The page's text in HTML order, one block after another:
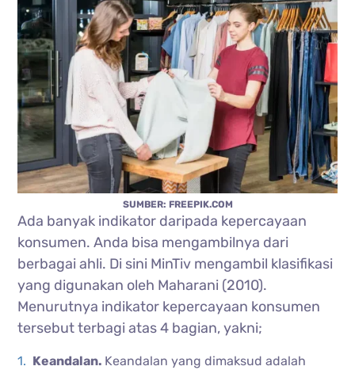
SUMBER: FREEPIK.COM
Ada banyak indikator daripada kepercayaan
konsumen. Anda bisa mengambilnya dari
berbagai ahli. Di sini MinTiv mengambil klasifikasi
yang digunakan oleh Maharani (2010).
Menurutnya indikator kepercayaan konsumen
tersebut terbagi atas 4 bagian, yakni;
Keandalan. Keandalan yang dimaksud adalah